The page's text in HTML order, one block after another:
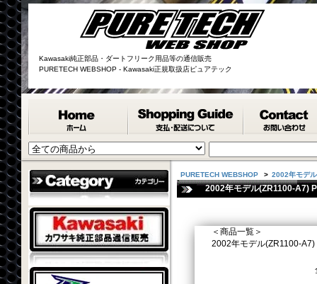
Kawasaki純正部品・ダートフリーク用品等の通信販売
PURETECH WEBSHOP - Kawasaki正規取扱店ピュアテック
PURETECH WEBSHOP > 2002年モデ
2002年モデル(ZR1100-A7)
＜商品一覧＞
2002年モデル(ZR1100-A7)